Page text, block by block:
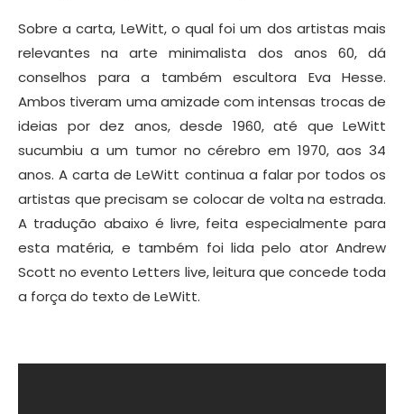
Sobre a carta, LeWitt, o qual foi um dos artistas mais
relevantes na arte minimalista dos anos 60, dá
conselhos para a também escultora Eva Hesse.
Ambos tiveram uma amizade com intensas trocas de
ideias por dez anos, desde 1960, até que LeWitt
sucumbiu a um tumor no cérebro em 1970, aos 34
anos. A carta de LeWitt continua a falar por todos os
artistas que precisam se colocar de volta na estrada.
A tradução abaixo é livre, feita especialmente para
esta matéria, e também foi lida pelo ator Andrew
Scott no evento Letters live, leitura que concede toda
a força do texto de LeWitt.